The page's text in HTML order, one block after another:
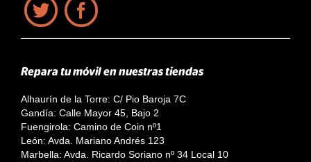
Repara tu móvil en nuestras tiendas
Alhaurín de la Torre: C/ Pio Baroja 7C
Gandía: Calle Mayor 45, Bajo 2
Fuengirola: Camino de Coin nº1
León: Avda. Mariano Andrés 123
Marbella: Avda. Ricardo Soriano nº 34 Local 10